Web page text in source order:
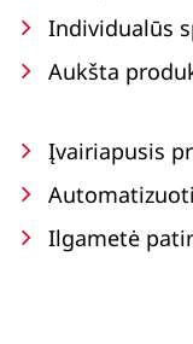
Individualūs
Aukšta
Įvairiapusis
Ilgametė